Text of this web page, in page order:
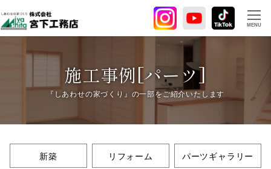
イ
ン
へ
MENU
施工事例[パーツ]
新築 リフォーム パーツギャラリー